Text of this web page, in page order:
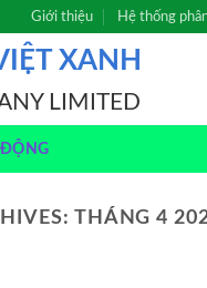
Giới thiệu Hệ thống
XANH
LIMITED
ĐỘNG
THÁNG 4